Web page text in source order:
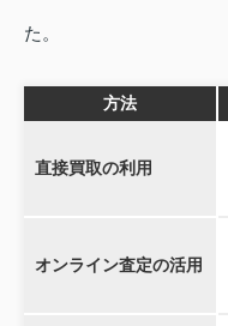
た。
方法
直接買取の利用
オンライン査定の活用